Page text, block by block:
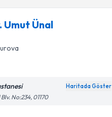
Umut Ünal
Haritada Göster
No:234, 01170